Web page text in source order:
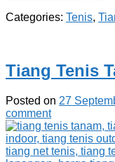
Categories: Tenis,
Tiang Tenis
Posted on 27
comment